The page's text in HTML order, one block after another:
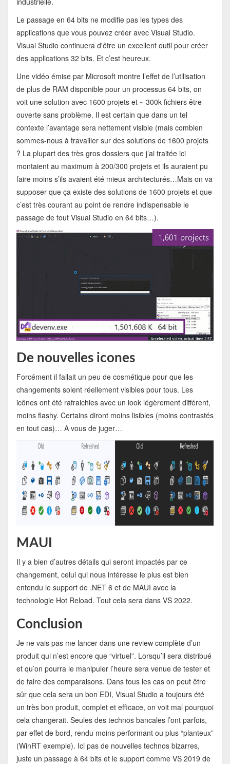
Le passage en 64 bits ne modifie pas les types des
applications que vous pouvez créer avec Visual Studio.
Visual Studio continuera d'être un excellent outil pour créer
des applications 32 bits. Et c’est heureux.
Une vidéo émise par Microsoft montre l’effet de l’utilisation
de plus de RAM disponible pour un processus 64 bits, on
voit une solution avec 1600 projets et ~ 300k fichiers être
ouverte sans problème. Il est certain que dans un tel
contexte l’avantage sera nettement visible (mais combien
sommes-nous à travailler sur des solutions de 1600 projets
? La plupart des très gros dossiers que j’ai traitée ici
montaient au maximum à 200/300 projets et ils auraient pu
faire moins s’ils avaient été mieux architecturés…Mais on va
supposer que ça existe des solutions de 1600 projets et que
c’est très courant au point de rendre indispensable le
passage de tout Visual Studio en 64 bits…).
De nouvelles icones
Forcément il fallait un peu de cosmétique pour que les
changements soient réellement visibles pour tous. Les
icônes ont été rafraichies avec un look légèrement différent,
moins flashy. Certains diront moins lisibles (moins contrastés
en tout cas)… A vous de juger…
MAUI
Il y a bien d’autres détails qui seront impactés par ce
changement, celui qui nous intéresse le plus est bien
entendu le support de .NET 6 et de MAUI avec la
technologie Hot Reload. Tout cela sera dans VS 2022.
Conclusion
Je ne vais pas me lancer dans une review complète d’un
produit qui n’est encore que “virtuel”. Lorsqu’il sera distribué
et qu’on pourra le manipuler l’heure sera venue de tester et
de faire des comparaisons. Dans tous les cas on peut être
sûr que cela sera un bon EDI, Visual Studio a toujours été
un très bon produit, complet et efficace, on voit mal pourquoi
cela changerait. Seules des technos bancales l’ont parfois,
par effet de bord, rendu moins performant ou plus “planteux”
(WinRT exemple). Ici pas de nouvelles technos bizarres,
juste un passage à 64 bits et le support comme VS 2019 de